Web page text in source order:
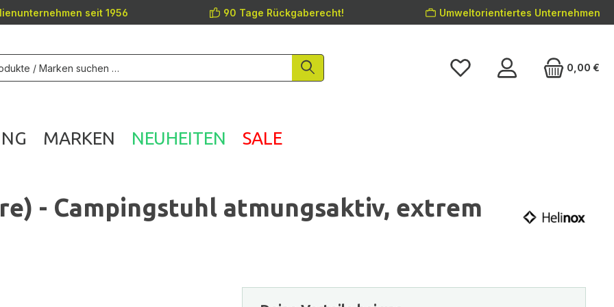
seit 1956 90 Tage Rückgaberecht! Umweltorientiertes Unternehmen
0,00 €
MARKEN NEUHEITEN SALE
- Campingstuhl atmungsaktiv, extrem